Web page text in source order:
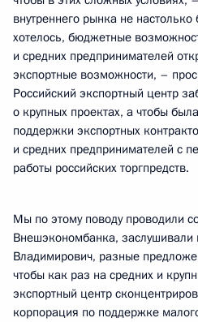
внутреннего рынка не
хотелось, бюджетные
и средних предпринимателей
экспортные возможности, –
Российский экспортный центр
о крупных проектах, а чтобы
поддержки экспортных
и средних предпринимателей с
работы российских торгпредств.
Мы по этому поводу проводили
Внешэкономбанка,
Владимирович, разные
чтобы как раз на средних и
экспортный центр
корпорация по поддержке